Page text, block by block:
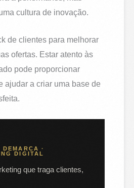
cultura de inovação.
de clientes para melhorar
ofertas. Estar atento às
pode proporcionar
ajudar a criar uma base de
DEMARCA ·
DIGITAL
que traga clientes,